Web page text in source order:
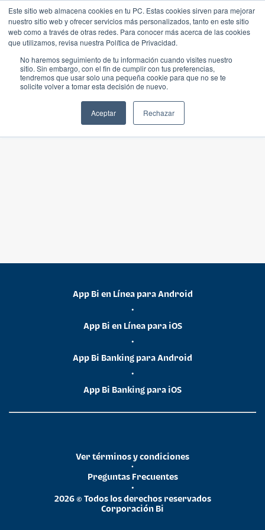
Este sitio web almacena cookies en tu PC. Estas cookies sirven para mejorar
nuestro sitio web y ofrecer servicios más personalizados, tanto en este sitio
web como a través de otras redes. Para conocer más acerca de las cookies
que utilizamos, revisa nuestra Política de Privacidad.
No haremos seguimiento de tu información cuando visites nuestro
sitio. Sin embargo, con el fin de cumplir con tus preferencias,
tendremos que usar solo una pequeña cookie para que no se te
solicite volver a tomar esta decisión de nuevo.
Aceptar Rechazar
App Bi en Línea para Android
•
App Bi en Línea para iOS
•
App Bi Banking para Android
•
App Bi Banking para iOS
2026 © Todos los derechos reservados
Corporación Bi
•
Preguntas Frecuentes
•
Ver términos y condiciones